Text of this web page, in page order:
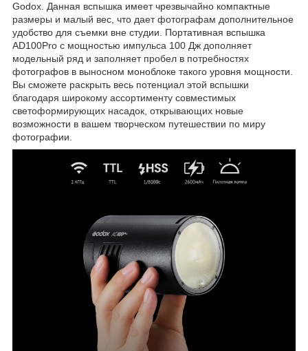
Godox. Данная вспышка имеет чрезвычайно компактные
размеры и малый вес, что дает фотографам дополнительное
удобство для съемки вне студии. Портативная вспышка
AD100Pro с мощностью импульса 100 Дж дополняет
модельный ряд и заполняет пробел в потребностях
фотографов в выносном моноблоке такого уровня мощности.
Вы сможете раскрыть весь потенциал этой вспышки
благодаря широкому ассортименту совместимых
светоформирующих насадок, открывающих новые
возможности в вашем творческом путешествии по миру
фотографии.